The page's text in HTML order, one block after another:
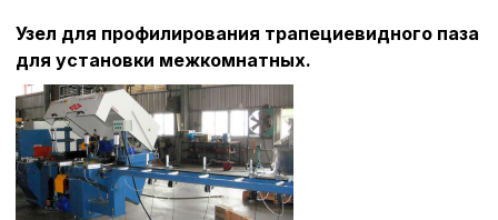
Узел для профилирования трапециевидного паза
для установки межкомнатных.обработки сookies
Настройте параметры
файлов cookie
Вы можете настроить
каждого типа файлов
типа «технические
без которых